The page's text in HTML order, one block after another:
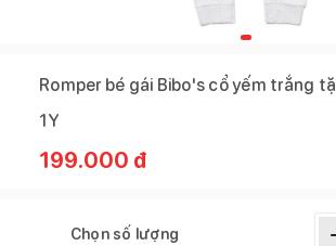
Romper bé gái Bibo's cổ yếm trắng
1Y
199.000 đ
Chọn số lượng